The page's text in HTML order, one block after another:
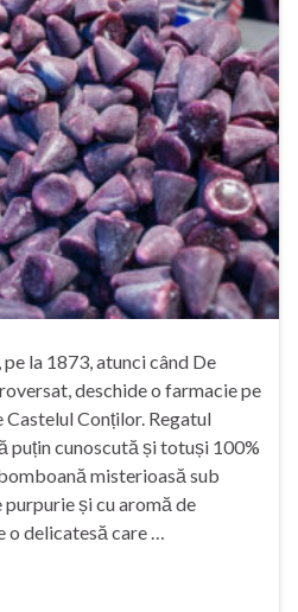
la 1873, atunci când De
deschide o farmacie pe
Conților. Regatul
puțin cunoscută și totuși 100%
misterioasă sub
și cu aromă de
delicatesă care …